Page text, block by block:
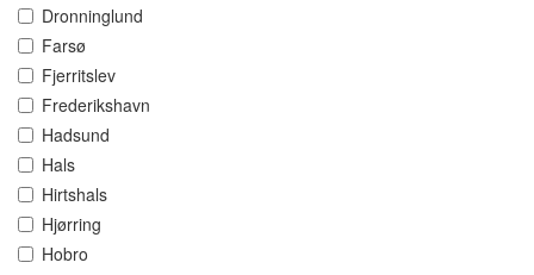
Dronninglund
Farsø
Fjerritslev
Frederikshavn
Hadsund
Hals
Hirtshals
Hjørring
Hobro